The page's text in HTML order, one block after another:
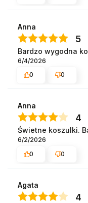
Anna
5
Bardzo wygodna
6/4/2026
0
0
Anna
4
Świetne koszulki.
6/2/2026
0
0
Agata
4